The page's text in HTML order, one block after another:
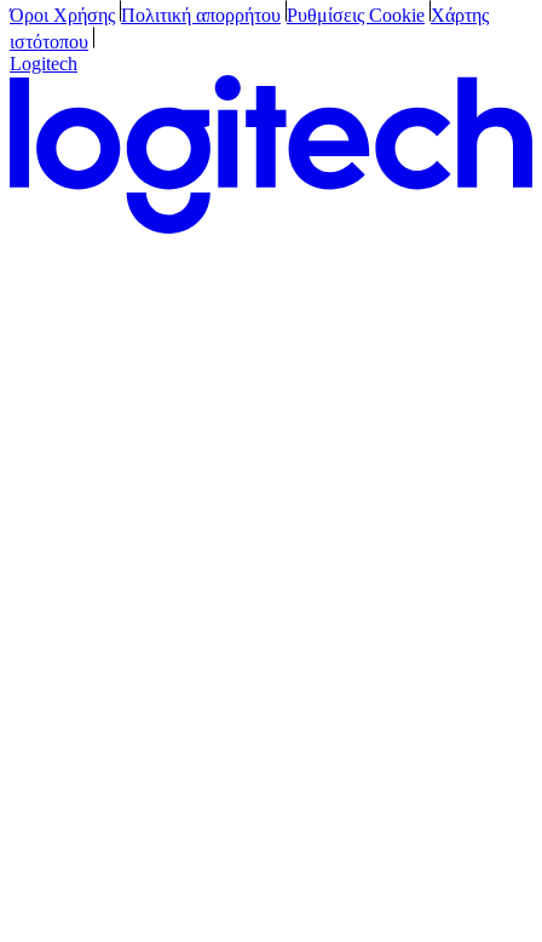
Όροι Χρήσης Πολιτική απορρήτου Ρυθμίσεις Cookie Χάρτης
ιστότοπου
Logitech